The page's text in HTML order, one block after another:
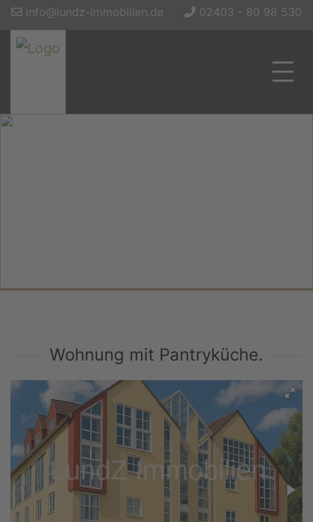
info@lundz-immobilien.de 02403 - 80 98 530
Wohnung mit Pantryküche.